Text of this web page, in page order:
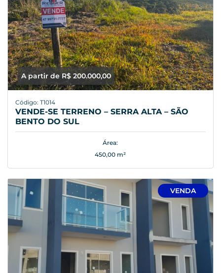
A partir de R$ 200.000,00
Código: T1014
VENDE-SE TERRENO – SERRA ALTA – SÃO
BENTO DO SUL
Área:
450,00 m²
VENDA